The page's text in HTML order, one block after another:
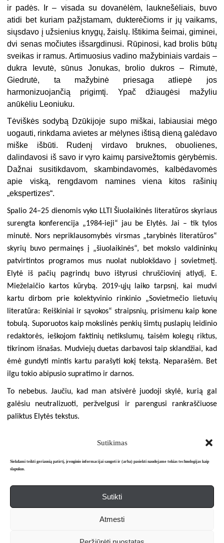
Sutikimas
Siekdami teikti geriausią patirtį, įrenginio informacijai saugoti ir (arba) pasiekti naudojame tokias technologijas kaip
slapukus.
Sutikti
Atmesti
ir padės. Ir – visada su dovanėlėm, lauknešėliais, buvo
atidi bet kuriam pažįstamam, dukterėčioms ir jų vaikams,
siųsdavo į užsienius knygų, žaislų. Ištikima šeimai, giminei,
dvi senas močiutes išsargdinusi. Rūpinosi, kad brolis būtų
sveikas ir ramus. Artimuosius vadino mažybiniais vardais –
dukra Ievutė, sūnus Jonukas, brolio dukros – Rimutė,
Giedrutė, ta mažybinė priesaga atliepė jos
harmonizuojančią prigimtį. Ypač džiaugėsi mažyliu
anūkėliu Leoniuku.
Tėviškės sodybą Dzūkijoje supo miškai, labiausiai mėgo
uogauti, rinkdama avietes ar mėlynes ištisą dieną galėdavo
miške išbūti. Rudenį virdavo bruknes, obuolienes,
dalindavosi iš savo ir vyro kaimų parsivežtomis gėrybėmis.
Dažnai susitikdavom, skambindavomės, kalbėdavomės
apie viską, rengdavom namines viena kitos rašinių
„ekspertizes“.
Spalio 24–25 dienomis vyko LLTI Šiuolaikinės literatūros skyriaus
surengta konferencija „1984-ieji“ jau be Elytės. Jai – tik tylos
minutė. Nors nepriklausomybės virsmas „tarybinės literatūros“
skyrių buvo permainęs į „šiuolaikinės“, bet mokslo valdininkų
patvirtintos programos mus nuolat nublokšdavo į sovietmetį.
Elytė iš pačių pagrindų buvo ištyrusi chruščiovinį atlydį, E.
Mieželaičio kartos kūrybą. 2019-ųjų laiko tarpsnį, kai mudvi
kartu dirbom prie kolektyvinio rinkinio „Sovietmečio lietuvių
literatūra: Reiškiniai ir sąvokos“ straipsnių, prisimenu kaip kone
tobulą. Suporuotos kaip mokslinės penkių šimtų puslapių leidinio
redaktorės, ieškojom faktinių netikslumų, taisėm kolegų riktus,
tikrinom išnašas. Mudviejų duetas darbavosi taip sklandžiai, kad
ėmė gundyti mintis kartu parašyti kokį tekstą. Neparašėm. Bet
ilgu tokio abipusio supratimo ir darnos.
To nebebus. Jaučiu, kad man atsivėrė juodoji skylė, kurią gal
galėsiu neutralizuoti, peržvelgusi ir parengusi rankraščiuose
paliktus Elytės tekstus.